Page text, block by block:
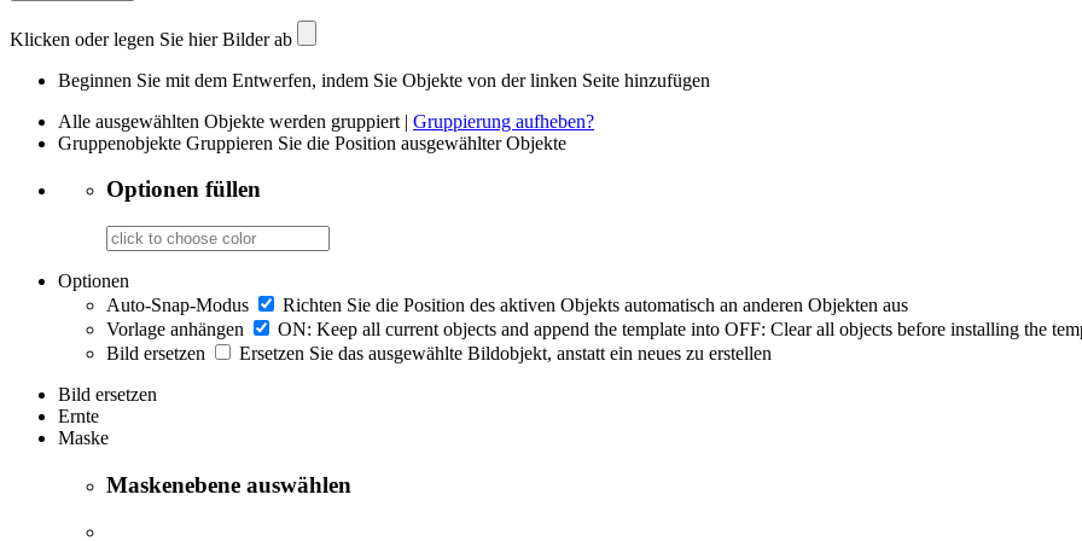
Klicken oder legen Sie hier Bilder ab
Beginnen Sie mit dem Entwerfen, indem Sie Objekte von der linken Seite hinzufügen
Alle ausgewählten Objekte werden gruppiert | Gruppierung aufheben?
Gruppenobjekte Gruppieren Sie die Position ausgewählter Objekte
Optionen füllen
Optionen
Auto-Snap-Modus
Richten Sie die Position des aktiven Objekts automatisch an anderen Objekten aus
Vorlage anhängen
ON: Keep all current objects and append the template into OFF: Clear all objects before installing the
Bild ersetzen
Ersetzen Sie das ausgewählte Bildobjekt, anstatt ein neues zu erstellen
Bild ersetzen
Ernte
Maske
Maskenebene auswählen